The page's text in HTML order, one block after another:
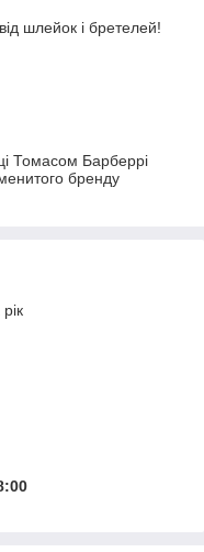
шлейок і бретелей!
Томасом Барберрі
бренду